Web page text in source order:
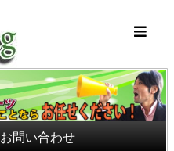
お問い合わせ